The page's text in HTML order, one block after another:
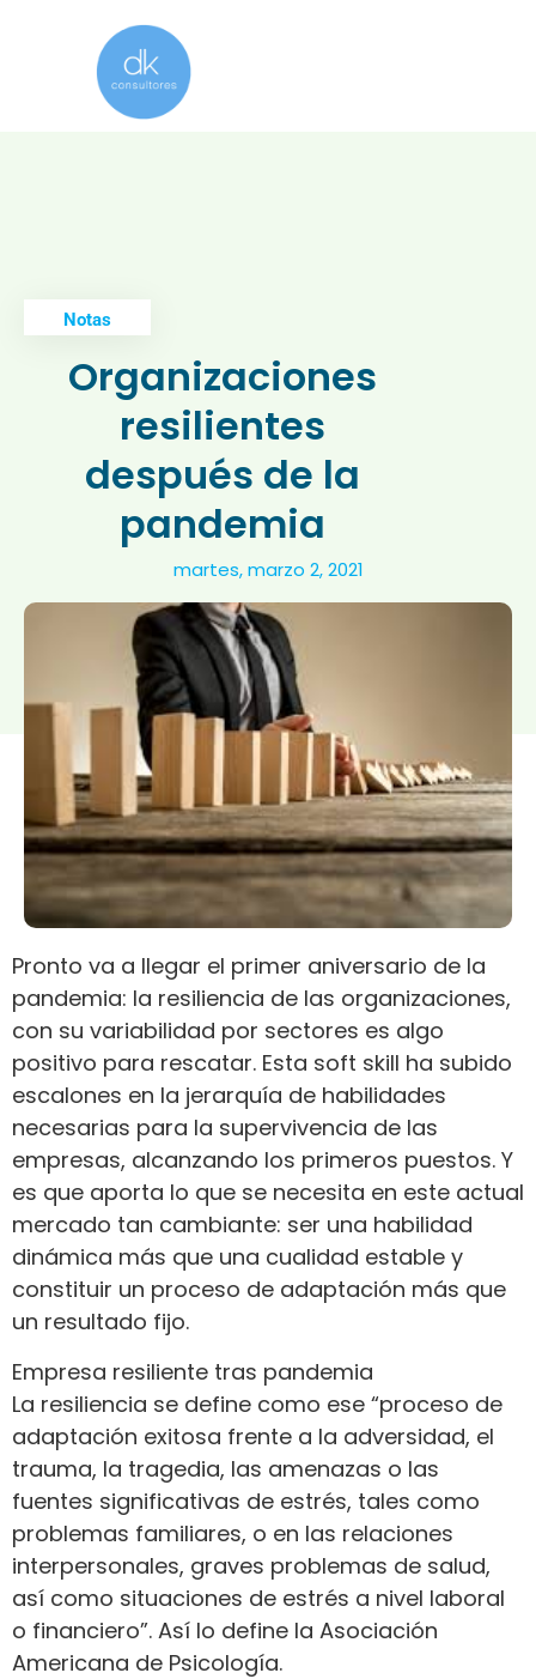
Notas
Organizaciones
resilientes
después de la
pandemia
martes, marzo 2, 2021
Pronto va a llegar el primer aniversario de la
pandemia: la resiliencia de las organizaciones,
con su variabilidad por sectores es algo
positivo para rescatar. Esta soft skill ha subido
escalones en la jerarquía de habilidades
necesarias para la supervivencia de las
empresas, alcanzando los primeros puestos. Y
es que aporta lo que se necesita en este actual
mercado tan cambiante: ser una habilidad
dinámica más que una cualidad estable y
constituir un proceso de adaptación más que
un resultado fijo.
Empresa resiliente tras pandemia
La resiliencia se define como ese “proceso de
adaptación exitosa frente a la adversidad, el
trauma, la tragedia, las amenazas o las
fuentes significativas de estrés, tales como
problemas familiares, o en las relaciones
interpersonales, graves problemas de salud,
así como situaciones de estrés a nivel laboral
o financiero”. Así lo define la Asociación
Americana de Psicología.